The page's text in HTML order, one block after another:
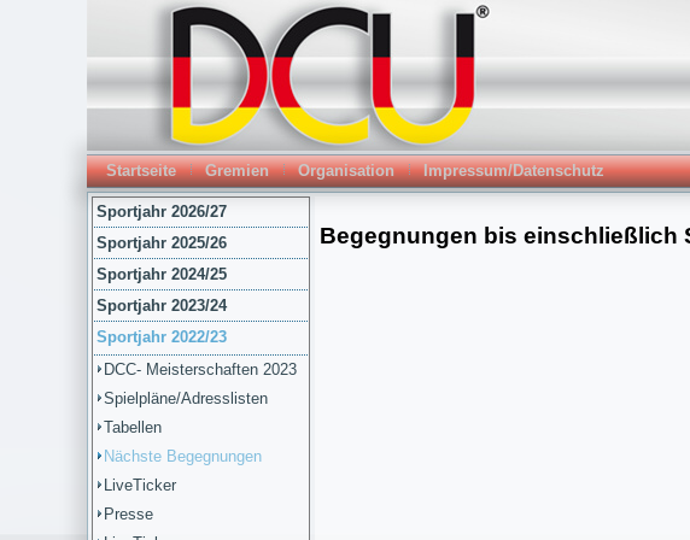
Startseite Gremien Organisation Impressum/Datenschutz
Sportjahr 2026/27
Sportjahr 2025/26
Sportjahr 2024/25
Sportjahr 2023/24
Sportjahr 2022/23
DCC- Meisterschaften 2023
Spielpläne/Adresslisten
Tabellen
Nächste Begegnungen
LiveTicker
Presse